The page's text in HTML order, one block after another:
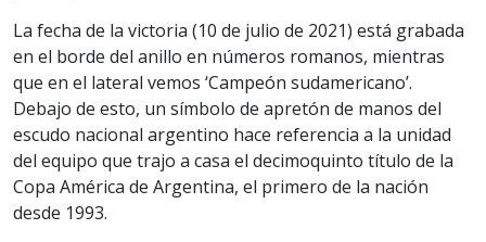
La fecha de la victoria (10 de julio de 2021) está grabada
en el borde del anillo en números romanos, mientras
que en el lateral vemos ‘Campeón sudamericano’.
Debajo de esto, un símbolo de apretón de manos del
escudo nacional argentino hace referencia a la unidad
del equipo que trajo a casa el decimoquinto título de la
Copa América de Argentina, el primero de la nación
desde 1993.